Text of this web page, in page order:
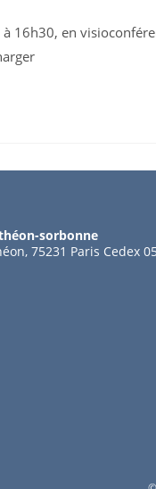
16h30, en
sorbonne
75231 Paris Cedex 05